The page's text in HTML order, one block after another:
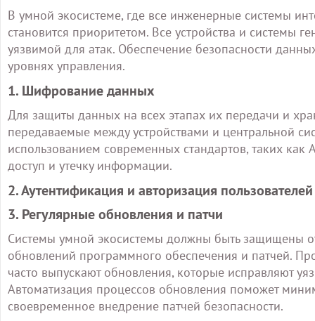
В умной экосистеме, где все инженерные системы
становится приоритетом. Все устройства и системы
уязвимой для атак. Обеспечение безопасности
уровнях управления.
1. Шифрование данных
Для защиты данных на всех этапах их передачи и
передаваемые между устройствами и центральной
использованием современных стандартов, таких
доступ и утечку информации.
2. Аутентификация и авторизация пользователей
3. Регулярные обновления и патчи
Системы умной экосистемы должны быть защищены
обновлений программного обеспечения и патчей.
часто выпускают обновления, которые исправляют
Автоматизация процессов обновления поможет
своевременное внедрение патчей безопасности.